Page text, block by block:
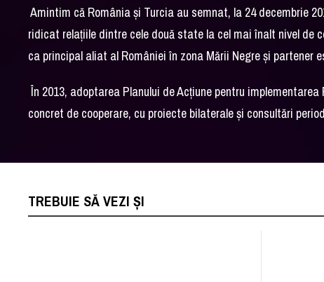
Amintim că România și Turcia au semnat, la 24 decembrie
ridicat relațiile dintre cele două state la cel mai înalt nivel
ca principal aliat al României în zona Mării Negre și partener
În 2013, adoptarea Planului de Acțiune pentru
concret de cooperare, cu proiecte bilaterale și consultări
TREBUIE SĂ VEZI ȘI